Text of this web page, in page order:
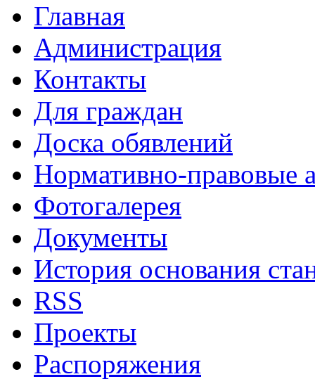
Главная
Администрация
Контакты
Для граждан
Доска обявлений
Нормативно-правовые
Фотогалерея
Документы
История основания
RSS
Проекты
Распоряжения